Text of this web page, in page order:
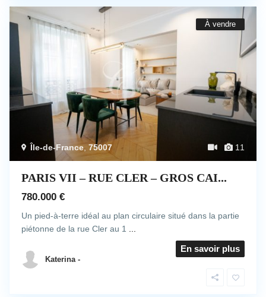
11
Île-de-France 75007
À vendre
PARIS VII – RUE CLER – GROS CAI...
780.000 €
Un pied-à-terre idéal au plan circulaire situé dans la partie
piétonne de la rue Cler au 1
En savoir plus
Katerina -